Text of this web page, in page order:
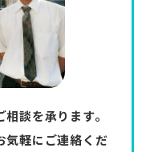
談を承ります。
気軽にご連絡くだ